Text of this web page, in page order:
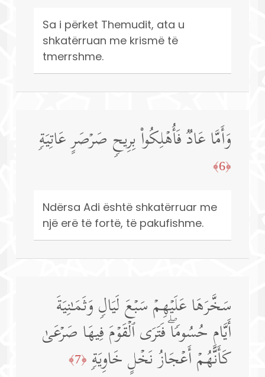
Sa i përket Themudit, ata u
shkatërruan me krismë të
tmerrshme.
وَأَمَّا عَادࣱ فَأُهۡلِكُوا۟ بِرِیحࣲ صَرۡصَرٍ عَاتِیَةࣲ
﴿6﴾
Ndërsa Adi është shkatërruar me
një erë të fortë, të pakufishme.
سَخَّرَهَا عَلَیۡهِمۡ سَبۡعَ لَیَالࣲ وَثَمَـٰنِیَةَ
أَیَّامٍ حُسُومࣰاۖ فَتَرَى ٱلۡقَوۡمَ فِیهَا صَرۡعَىٰ
كَأَنَّهُمۡ أَعۡجَازُ نَخۡلٍ خَاوِیَةࣲ ﴿7﴾